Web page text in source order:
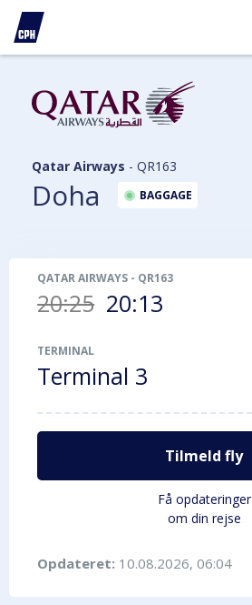
Qatar Airways - QR163
Doha BAGGAGE
QATAR AIRWAYS - QR163
20:25 20:13
TERMINAL
Terminal 3
Tilmeld fly
Få opdateringer
om din rejse
Opdateret: 10.08.2026, 06:04